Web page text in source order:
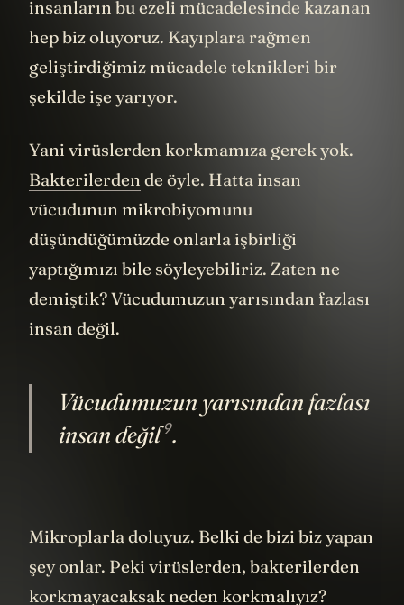
hayatını kaybediyor. Ama virüslerle
insanların bu ezeli mücadelesinde kazanan
hep biz oluyoruz. Kayıplara rağmen
geliştirdiğimiz mücadele teknikleri bir
Yani virüslerden korkmamıza gerek yok.
Bakterilerdende öyle. Hatta insan
vücudunun mikrobiyomunu
düşündüğümüzde onlarla işbirliği
yaptığımızı bile söyleyebiliriz. Zaten ne
demiştik? Vücudumuzun yarısından fazlası
Vücudumuzun yarısından fazlası
Mikroplarla doluyuz. Belki de bizi biz yapan
şey onlar. Peki virüslerden, bakterilerden